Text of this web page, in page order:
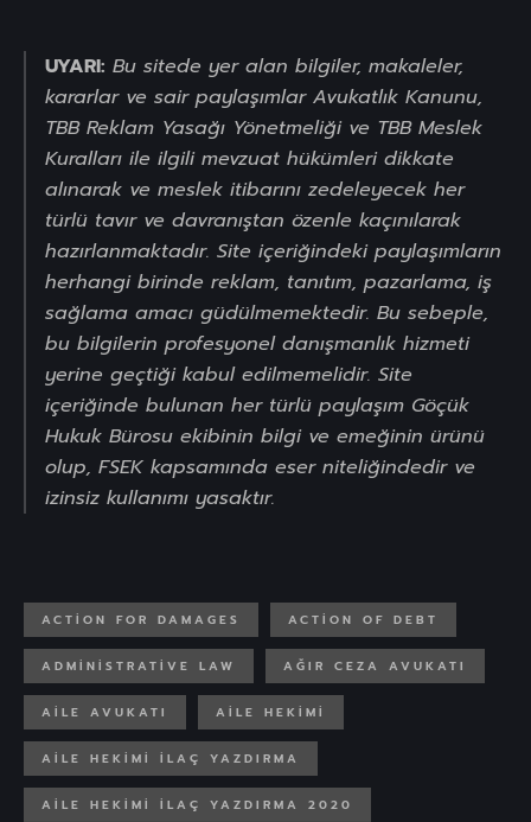
UYARI: Bu sitede yer alan bilgiler, makaleler,
kararlar ve sair paylaşımlar Avukatlık Kanunu,
TBB Reklam Yasağı Yönetmeliği ve TBB Meslek
Kuralları ile ilgili mevzuat hükümleri dikkate
alınarak ve meslek itibarını zedeleyecek her
türlü tavır ve davranıştan özenle kaçınılarak
hazırlanmaktadır. Site içeriğindeki paylaşımların
herhangi birinde reklam, tanıtım, pazarlama, iş
sağlama amacı güdülmemektedir. Bu sebeple,
bu bilgilerin profesyonel danışmanlık hizmeti
yerine geçtiği kabul edilmemelidir. Site
içeriğinde bulunan her türlü paylaşım Göçük
Hukuk Bürosu ekibinin bilgi ve emeğinin ürünü
olup, FSEK kapsamında eser niteliğindedir ve
izinsiz kullanımı yasaktır.
ACTION FOR DAMAGES ACTION OF DEBT
ADMINISTRATIVE LAW AĞIR CEZA AVUKATI
AILE AVUKATI AILE HEKIMI
AILE HEKIMI ILAÇ YAZDIRMA
AILE HEKIMI ILAÇ YAZDIRMA 2020